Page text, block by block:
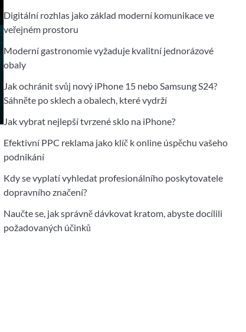
Digitální rozhlas jako základ moderní komunikace ve
veřejném prostoru
Moderní gastronomie vyžaduje kvalitní jednorázové
obaly
Jak ochránit svůj nový iPhone 15 nebo Samsung S24?
Sáhněte po sklech a obalech, které vydrží
Jak vybrat nejlepší tvrzené sklo na iPhone?
Efektivní PPC reklama jako klíč k online úspěchu vašeho
podnikání
Kdy se vyplatí vyhledat profesionálního poskytovatele
dopravního značení?
Naučte se, jak správně dávkovat kratom, abyste docílili
požadovaných účinků